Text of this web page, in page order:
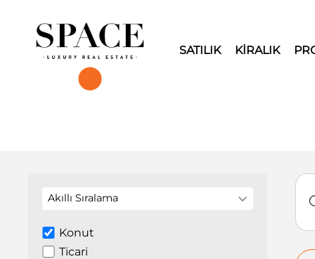
SATILIK KİRALIK
Akıllı Sıralama
Konut
Ticari